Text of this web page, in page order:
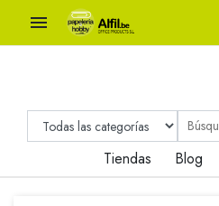

Tiendas Blog